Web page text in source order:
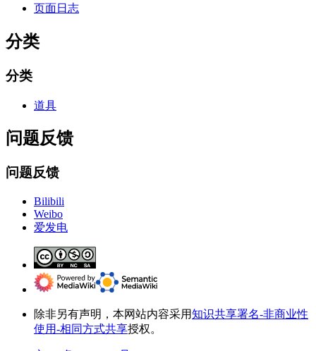
页面日志
分类
分类
道具
问题反馈
问题反馈
Bilibili
Weibo
爱发电
除非另有声明，本网站内容采用知识共享署名-非商业性
使用-相同方式共享授权。